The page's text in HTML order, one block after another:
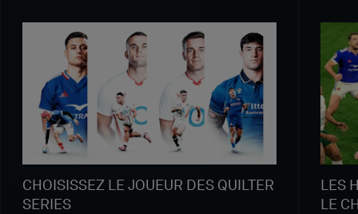
CHOISISSEZ LE JOUEUR DES QUILTER
SERIES
LES
LE